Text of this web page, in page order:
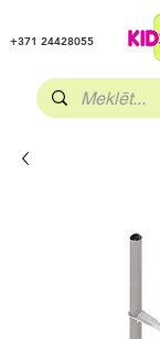
+371 24428055